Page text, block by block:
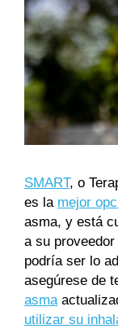
SMART, o
es la mejor
asma, y está
a su
podría ser lo
asegúrese de
asma
utilizar su